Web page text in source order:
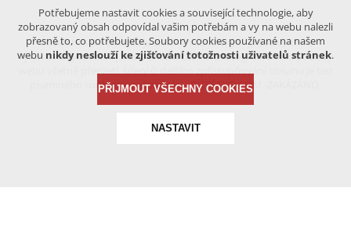
Obsah tohoto portálu je chráněn autorským právem, které
vykonává vydavatel. Jakékoliv užití článků a fotografií z této podoby
písemného souhlasu vydavatele – BÍTEŠSKO.COM -ZAKÁZÁNO.
Potřebujeme nastavit cookies a související technologie, aby
zobrazovaný obsah odpovídal vašim potřebám a vy na webu nalezli
přesně to, co potřebujete. Soubory cookies používané na našem
webu nikdy neslouží ke zjišťování totožnosti uživatelů stránek.
PŘIJMOUT VŠECHNY COOKIES
NASTAVIT